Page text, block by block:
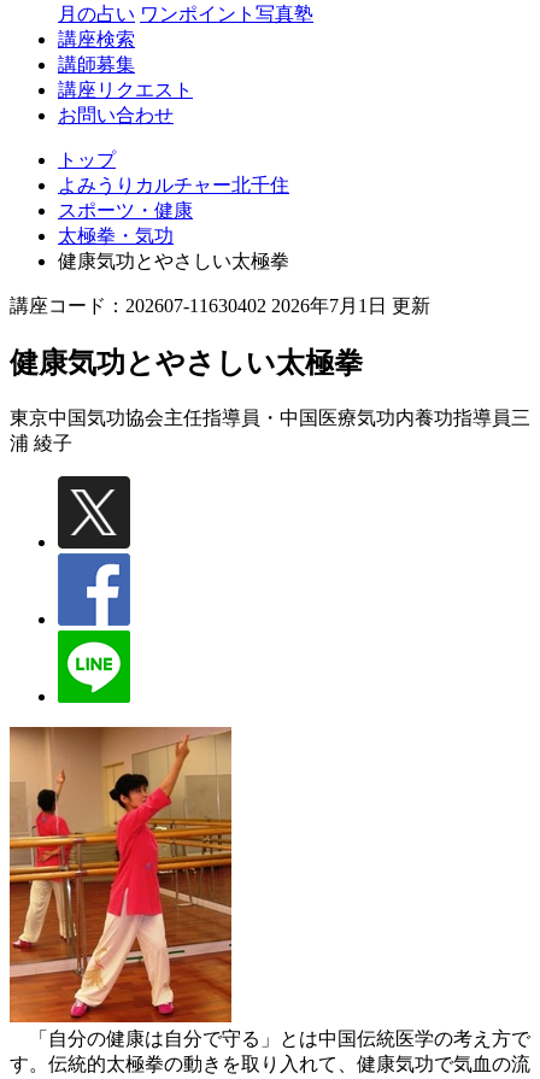
月の占い ワンポイント写真塾
講座検索
講師募集
講座リクエスト
お問い合わせ
トップ
よみうりカルチャー北千住
スポーツ・健康
太極拳・気功
健康気功とやさしい太極拳
講座コード：202607-11630402 2026年7月1日 更新
健康気功とやさしい太極拳
東京中国気功協会主任指導員・中国医療気功内養功指導員三
浦 綾子
「自分の健康は自分で守る」とは中国伝統医学の考え方で
す。伝統的太極拳の動きを取り入れて、健康気功で気血の流